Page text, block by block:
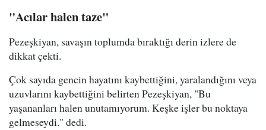
"Acılar halen taze"
Pezeşkiyan, savaşın toplumda bıraktığı derin izlere de
dikkat çekti.
Çok sayıda gencin hayatını kaybettiğini, yaralandığını veya
uzuvlarını kaybettiğini belirten Pezeşkiyan, "Bu
yaşananları halen unutamıyorum. Keşke işler bu noktaya
gelmeseydi." dedi.